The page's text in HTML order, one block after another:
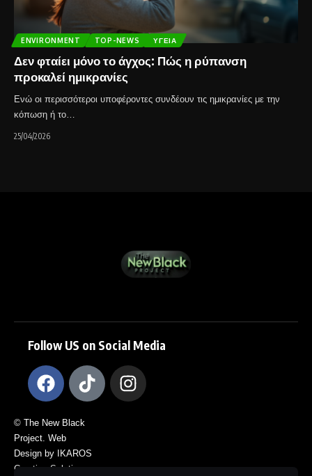
ENVIRONMENT TOP-NEWS ΥΓΕΊΑ
Δεν φταίει μόνο το άγχος: Πώς η ρύπανση
προκαλεί ημικρανίες
Ενώ οι περισσότεροι υποφέροντες συνδέουν τις ημικρανίες με την
κόπωση ή το…
25/04/2026
Follow US on Social Media
© The New Black
Project. Web
Design by IKAROS
Creative Solutions.